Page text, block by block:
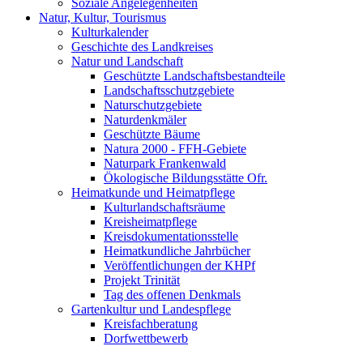
Soziale Angelegenheiten
Natur, Kultur, Tourismus
Kulturkalender
Geschichte des Landkreises
Natur und Landschaft
Geschützte Landschaftsbestandteile
Landschaftsschutzgebiete
Naturschutzgebiete
Naturdenkmäler
Geschützte Bäume
Natura 2000 - FFH-Gebiete
Naturpark Frankenwald
Ökologische Bildungsstätte Ofr.
Heimatkunde und Heimatpflege
Kulturlandschaftsräume
Kreisheimatpflege
Kreisdokumentationsstelle
Heimatkundliche Jahrbücher
Veröffentlichungen der KHPf
Projekt Trinität
Tag des offenen Denkmals
Gartenkultur und Landespflege
Kreisfachberatung
Dorfwettbewerb